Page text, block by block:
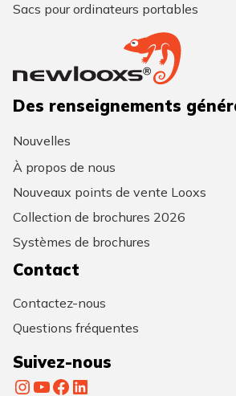
Sacs pour ordinateurs portables
Des renseignements
Nouvelles
À propos de nous
Nouveaux points de vente Looxs
Collection de brochures 2026
Systèmes de brochures
Contact
Contactez-nous
Questions fréquentes
Suivez-nous
InstagramYouTube Facebook LinkedIn